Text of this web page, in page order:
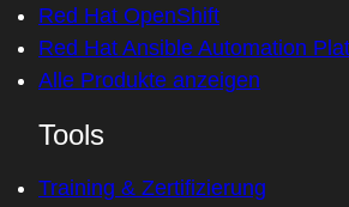
Red Hat OpenShift
Red Hat Ansible Automation
Alle Produkte anzeigen
Tools
Training & Zertifizierung